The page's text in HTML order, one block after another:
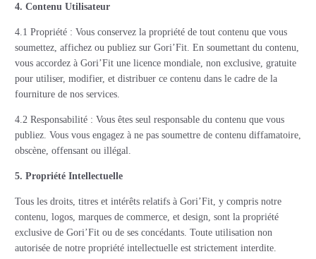
4. Contenu Utilisateur
4.1 Propriété : Vous conservez la propriété de tout contenu que vous
soumettez, affichez ou publiez sur Gori’Fit. En soumettant du contenu,
vous accordez à Gori’Fit une licence mondiale, non exclusive, gratuite
pour utiliser, modifier, et distribuer ce contenu dans le cadre de la
fourniture de nos services.
4.2 Responsabilité : Vous êtes seul responsable du contenu que vous
publiez. Vous vous engagez à ne pas soumettre de contenu diffamatoire,
obscène, offensant ou illégal.
5. Propriété Intellectuelle
Tous les droits, titres et intérêts relatifs à Gori’Fit, y compris notre
contenu, logos, marques de commerce, et design, sont la propriété
exclusive de Gori’Fit ou de ses concédants. Toute utilisation non
autorisée de notre propriété intellectuelle est strictement interdite.